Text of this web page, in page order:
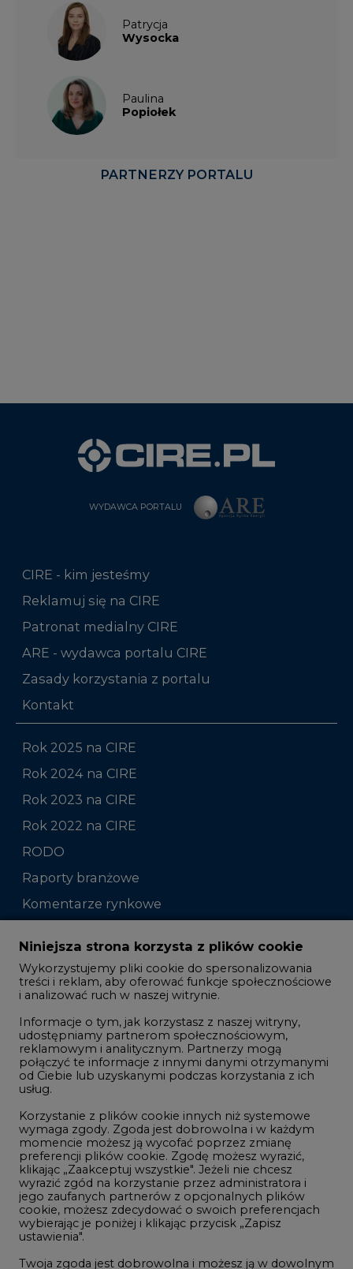
Patrycja
Wysocka
Paulina
Popiołek
PARTNERZY PORTALU
WYDAWCA PORTALU
CIRE - kim jesteśmy
Reklamuj się na CIRE
Patronat medialny CIRE
ARE - wydawca portalu CIRE
Zasady korzystania z portalu
Kontakt
Rok 2025 na CIRE
Rok 2024 na CIRE
Rok 2023 na CIRE
Rok 2022 na CIRE
RODO
Raporty branżowe
Komentarze rynkowe
Zmiany kadrowe na rynku
Studio CIRE
Rozmowy o energetyce
Gospodarka
Geopolityka
LTE450
Innowacje i AI
Telekomunikacja i IT
Handel emisjami CO2
Wodór
Górnictwo
Niniejsza strona korzysta z plików cookie
Wykorzystujemy pliki cookie do spersonalizowania
treści i reklam, aby oferować funkcje społecznościowe
i analizować ruch w naszej witrynie.
Informacje o tym, jak korzystasz z naszej witryny,
udostępniamy partnerom społecznościowym,
reklamowym i analitycznym. Partnerzy mogą
połączyć te informacje z innymi danymi otrzymanymi
od Ciebie lub uzyskanymi podczas korzystania z ich
usług.
Korzystanie z plików cookie innych niż systemowe
wymaga zgody. Zgoda jest dobrowolna i w każdym
momencie możesz ją wycofać poprzez zmianę
preferencji plików cookie. Zgodę możesz wyrazić,
klikając „Zaakceptuj wszystkie". Jeżeli nie chcesz
wyrazić zgód na korzystanie przez administratora i
jego zaufanych partnerów z opcjonalnych plików
cookie, możesz zdecydować o swoich preferencjach
wybierając je poniżej i klikając przycisk „Zapisz
ustawienia".
Twoja zgoda jest dobrowolna i możesz ją w dowolnym